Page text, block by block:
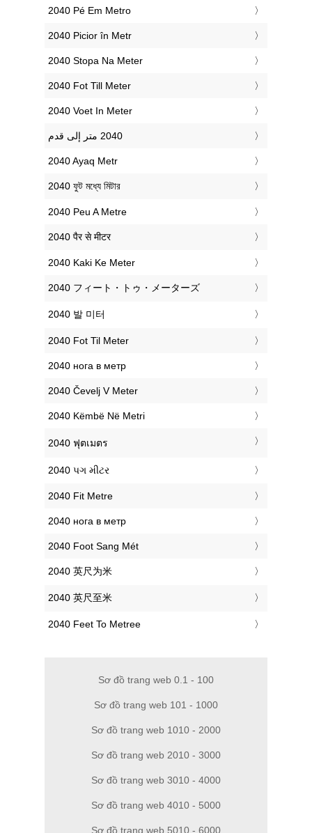
‎2040 Pé Em Metro
‎2040 Picior în Metr
‎2040 Stopa Na Meter
‎2040 Fot Till Meter
‎2040 Voet In Meter
‎2040 Ayaq Metr
‎2040 ফুট মধ্যে মিটার
‎2040 Peu A Metre
‎2040 पैर से मीटर
‎2040 Kaki Ke Meter
‎2040 フィート・トゥ・メーターズ
‎2040 발 미터
‎2040 Fot Til Meter
‎2040 нога в метр
‎2040 Čevelj V Meter
‎2040 Këmbë Në Metri
‎2040 ฟุตเมตร
‎2040 પગ મીટર
‎2040 Fit Metre
‎2040 нога в метр
‎2040 Foot Sang Mét
‎2040 英尺为米
‎2040 英尺至米
‎2040 Feet To Metree
Sơ đồ trang web 0.1 - 100
Sơ đồ trang web 101 - 1000
Sơ đồ trang web 1010 - 2000
Sơ đồ trang web 2010 - 3000
Sơ đồ trang web 3010 - 4000
Sơ đồ trang web 4010 - 5000
Sơ đồ trang web 5010 - 6000